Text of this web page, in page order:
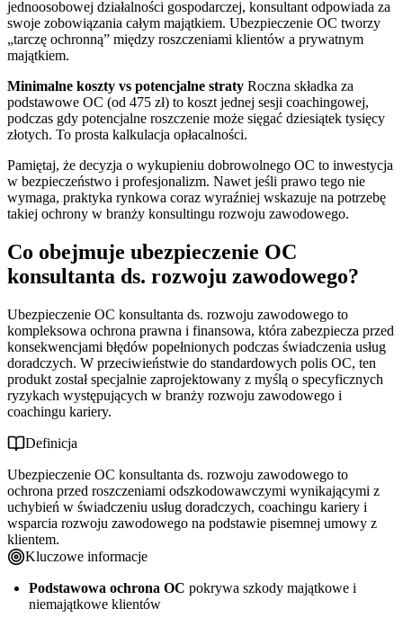
jednoosobowej działalności gospodarczej, konsultant odpowiada za
swoje zobowiązania całym majątkiem. Ubezpieczenie OC tworzy
„tarczę ochronną” między roszczeniami klientów a prywatnym
majątkiem.
Minimalne koszty vs potencjalne straty Roczna składka za
podstawowe OC (od 475 zł) to koszt jednej sesji coachingowej,
podczas gdy potencjalne roszczenie może sięgać dziesiątek tysięcy
złotych. To prosta kalkulacja opłacalności.
Pamiętaj, że decyzja o wykupieniu dobrowolnego OC to inwestycja
w bezpieczeństwo i profesjonalizm. Nawet jeśli prawo tego nie
wymaga, praktyka rynkowa coraz wyraźniej wskazuje na potrzebę
takiej ochrony w branży konsultingu rozwoju zawodowego.
Co obejmuje ubezpieczenie OC
konsultanta ds. rozwoju zawodowego?
Ubezpieczenie OC konsultanta ds. rozwoju zawodowego to
kompleksowa ochrona prawna i finansowa, która zabezpiecza przed
konsekwencjami błędów popełnionych podczas świadczenia usług
doradczych. W przeciwieństwie do standardowych polis OC, ten
produkt został specjalnie zaprojektowany z myślą o specyficznych
ryzykach występujących w branży rozwoju zawodowego i
coachingu kariery.
Definicja
Ubezpieczenie OC konsultanta ds. rozwoju zawodowego to
ochrona przed roszczeniami odszkodowawczymi wynikającymi z
uchybień w świadczeniu usług doradczych, coachingu kariery i
wsparcia rozwoju zawodowego na podstawie pisemnej umowy z
klientem.
Kluczowe informacje
Podstawowa ochrona OC pokrywa szkody majątkowe i
niemajątkowe klientów